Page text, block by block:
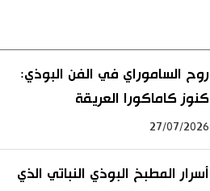
روح الساموراي في الفن البوذي:
كنوز كاماكورا العريقة
27/07/2026
أسرار المطبخ البوذي النباتي الذي